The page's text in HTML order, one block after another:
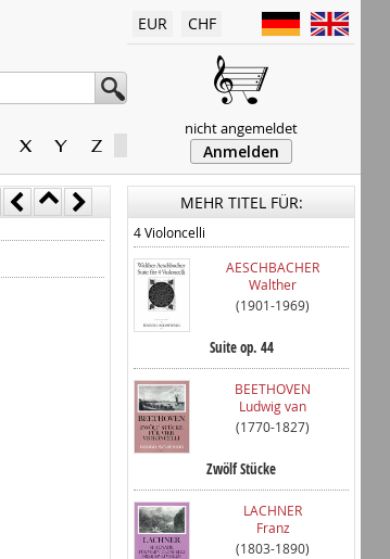
X Y Z
EUR CHF
nicht angemeldet
Anmelden
MEHR TITEL FÜR:
4 Violoncelli
AESCHBACHER
Walther
(1901-1969)
Suite op. 44
BEETHOVEN
Ludwig van
(1770-1827)
Zwölf Stücke
LACHNER
Franz
(1803-1890)